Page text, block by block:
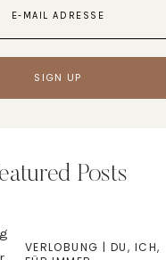
Posts
VERLOBUNG | DU, ICH,